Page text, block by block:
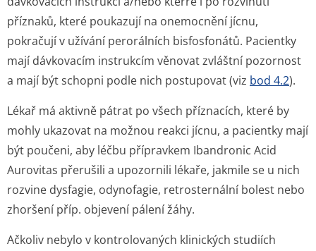
příznaků, které poukazují na onemocnění jícnu,
pokračují v užívání perorálních bisfosfonátů. Pacientky
mají dávkovacím instrukcím věnovat zvláštní pozornost
a mají být schopni podle nich postupovat (viz bod 4.2).
Lékař má aktivně pátrat po všech příznacích, které by
mohly ukazovat na možnou reakci jícnu, a pacientky mají
být poučeni, aby léčbu přípravkem Ibandronic Acid
Aurovitas přerušili a upozornili lékaře, jakmile se u nich
rozvine dysfagie, odynofagie, retrosternální bolest nebo
zhoršení příp. objevení pálení žáhy.
Ačkoliv nebylo v kontrolovaných klinických studiích